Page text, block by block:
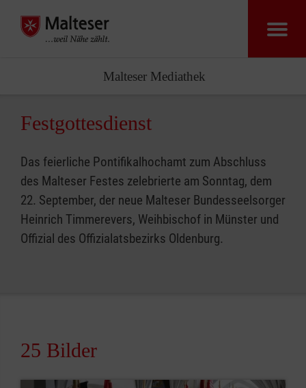
Malteser
Malteser Mediathek
Festgottesdienst
Das feierliche Pontifikalhochamt zum Abschluss
des Malteser Festes zelebrierte am Sonntag, dem
22. September, der neue Malteser Bundesseelsorger
Heinrich Timmerevers, Weihbischof in Münster und
Offizial des Offizialatsbezirks Oldenburg.
25 Bilder